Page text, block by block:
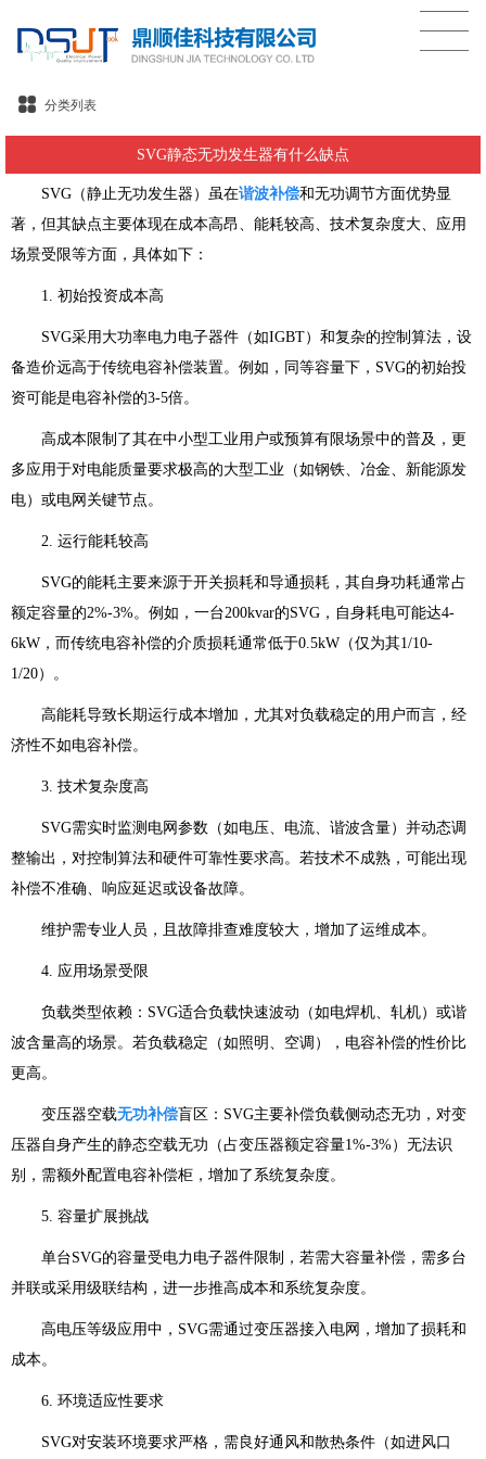
分类列表
SVG静态无功发生器有什么缺点
SVG（静止无功发生器）虽在谐波补偿和无功调节方面优势显
著，但其缺点主要体现在成本高昂、能耗较高、技术复杂度大、应用
场景受限等方面，具体如下：
1. 初始投资成本高
SVG采用大功率电力电子器件（如IGBT）和复杂的控制算法，设
备造价远高于传统电容补偿装置。例如，同等容量下，SVG的初始投
资可能是电容补偿的3-5倍。
高成本限制了其在中小型工业用户或预算有限场景中的普及，更
多应用于对电能质量要求极高的大型工业（如钢铁、冶金、新能源发
电）或电网关键节点。
2. 运行能耗较高
SVG的能耗主要来源于开关损耗和导通损耗，其自身功耗通常占
额定容量的2%-3%。例如，一台200kvar的SVG，自身耗电可能达4-
6kW，而传统电容补偿的介质损耗通常低于0.5kW（仅为其1/10-
1/20）。
高能耗导致长期运行成本增加，尤其对负载稳定的用户而言，经
济性不如电容补偿。
3. 技术复杂度高
SVG需实时监测电网参数（如电压、电流、谐波含量）并动态调
整输出，对控制算法和硬件可靠性要求高。若技术不成熟，可能出现
补偿不准确、响应延迟或设备故障。
维护需专业人员，且故障排查难度较大，增加了运维成本。
4. 应用场景受限
负载类型依赖：SVG适合负载快速波动（如电焊机、轧机）或谐
波含量高的场景。若负载稳定（如照明、空调），电容补偿的性价比
更高。
变压器空载无功补偿盲区：SVG主要补偿负载侧动态无功，对变
压器自身产生的静态空载无功（占变压器额定容量1%-3%）无法识
别，需额外配置电容补偿柜，增加了系统复杂度。
5. 容量扩展挑战
单台SVG的容量受电力电子器件限制，若需大容量补偿，需多台
并联或采用级联结构，进一步推高成本和系统复杂度。
高电压等级应用中，SVG需通过变压器接入电网，增加了损耗和
成本。
6. 环境适应性要求
SVG对安装环境要求严格，需良好通风和散热条件（如进风口